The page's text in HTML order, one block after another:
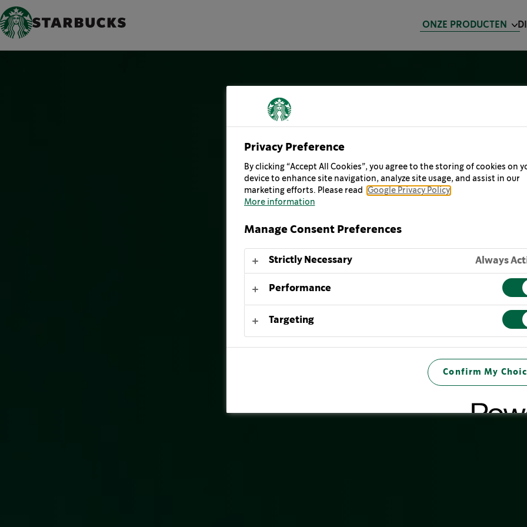
ONZE PRODUCTEN
Privacy Preference
By clicking “Accept All Cookies”, you agree to the storing of cookies on
device to enhance site navigation, analyze site usage, and assist in our
marketing efforts. Please read
Google Privacy Policy
More information
Manage Consent Preferences
Strictly Necessary Always
Performance
Targeting
Confirm My